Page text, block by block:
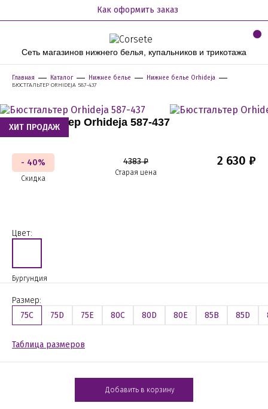
Как оформить заказ
Сеть магазинов нижнего белья, купальников и трикотажа
Главная Каталог Нижнее белье
Нижнее белье Orhideja
БЮСТГАЛЬТЕР ORHIDEJA 587-437
ХИТ ПРОДАЖ
Бюстгальтер Orhideja 587-437
Цвет:
Бургундия
Размер:
75C
75D 75E 80C 80D 80E 85B 85D
Таблица размеров
- 40%
Скидка
4383 ₽
Старая цена
2 630 ₽
Добавить в корзину